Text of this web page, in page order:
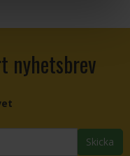
nyhetsbrev
Skicka